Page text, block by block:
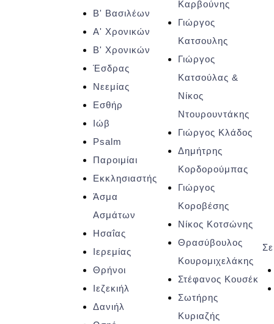
Β' Βασιλέων
Α' Χρονικών
Β' Χρονικών
Έσδρας
Νεεμίας
Εσθήρ
Ιώβ
Psalm
Παροιμίαι
Εκκλησιαστής
Άσμα
Ασμάτων
Ησαΐας
Ιερεμίας
Θρήνοι
Ιεζεκιήλ
Δανιήλ
Καρβούνης
Γιώργος
Κατσουλης
Γιώργος
Κατσούλας &
Νίκος
Ντουρουντάκης
Γιώργος Κλάδος
Δημήτρης
Κορδορούμπας
Γιώργος
Κοροβέσης
Νίκος Κοτσώνης
Θρασύβουλος
Κουρομιχελάκης
Στέφανος Κουσέκ
Σωτήρης
Κυριαζής